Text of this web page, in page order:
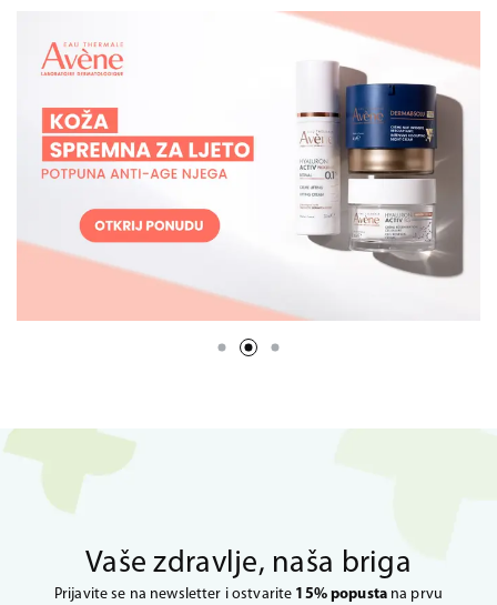
Vaše zdravlje, naša briga
Prijavite se na newsletter i ostvarite 15% popustana prvu